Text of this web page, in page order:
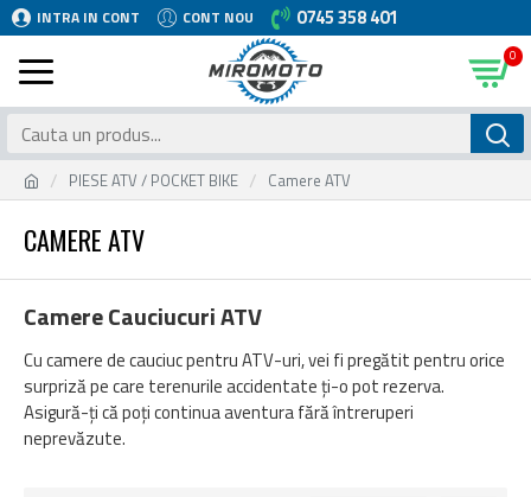
INTRA IN CONT CONT NOU 0745 358 401
0
PIESE ATV / POCKET BIKE Camere ATV
CAMERE ATV
Camere Cauciucuri ATV
Cu camere de cauciuc pentru ATV-uri, vei fi pregătit pentru orice
surpriză pe care terenurile accidentate ți-o pot rezerva.
Asigură-ți că poți continua aventura fără întreruperi
neprevăzute.